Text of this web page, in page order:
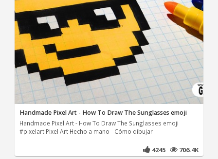
Handmade Pixel Art - How To Draw The Sunglasses emoji
Handmade Pixel Art - How To Draw The Sunglasses emoji
#pixelart Pixel Art Hecho a mano - Cómo dibujar
4245 706.4K